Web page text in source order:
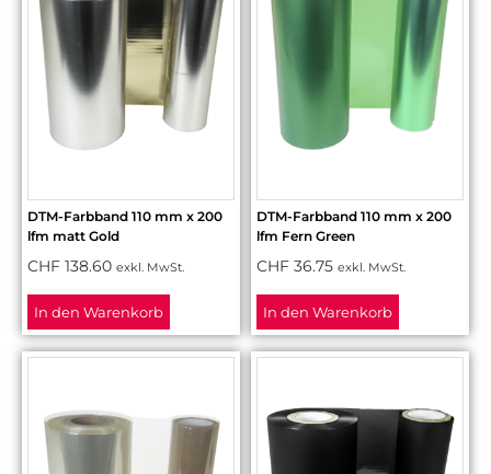
DTM-Farbband 110 mm x 200
lfm matt Gold
CHF 138.60 exkl. MwSt.
In den Warenkorb
DTM-Farbband 110 mm x 200
lfm Fern Green
CHF 36.75 exkl. MwSt.
In den Warenkorb